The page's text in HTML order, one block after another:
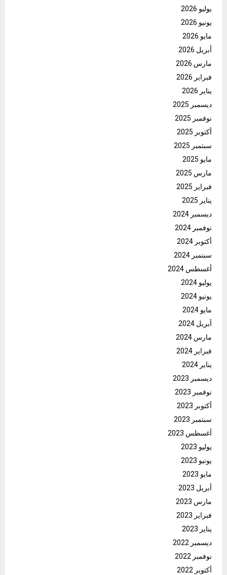
يوليو 2026
يونيو 2026
مايو 2026
أبريل 2026
مارس 2026
فبراير 2026
يناير 2026
ديسمبر 2025
نوفمبر 2025
أكتوبر 2025
سبتمبر 2025
مايو 2025
مارس 2025
فبراير 2025
يناير 2025
ديسمبر 2024
نوفمبر 2024
أكتوبر 2024
سبتمبر 2024
أغسطس 2024
يوليو 2024
يونيو 2024
مايو 2024
أبريل 2024
مارس 2024
فبراير 2024
يناير 2024
ديسمبر 2023
نوفمبر 2023
أكتوبر 2023
سبتمبر 2023
أغسطس 2023
يوليو 2023
يونيو 2023
مايو 2023
أبريل 2023
مارس 2023
فبراير 2023
يناير 2023
ديسمبر 2022
نوفمبر 2022
أكتوبر 2022